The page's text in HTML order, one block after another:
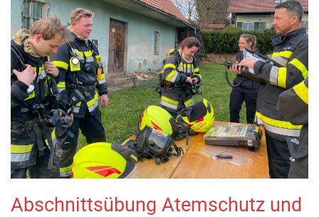
Abschnittsübung Atemschutz und